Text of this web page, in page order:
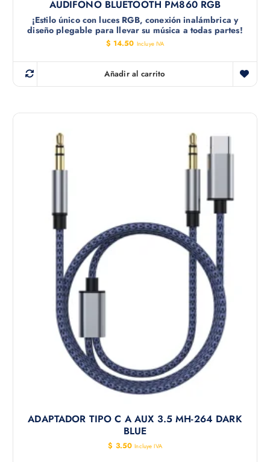
AUDIFONO BLUETOOTH PM860 RGB
¡Estilo único con luces RGB, conexión inalámbrica y
diseño plegable para llevar su música a todas partes!
$ 14.50 Incluye IVA
Añadir al carrito
ADAPTADOR TIPO C A AUX 3.5 MH-264 DARK
BLUE
$ 3.50 Incluye IVA